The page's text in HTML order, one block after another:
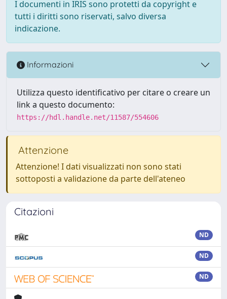
I documenti in IRIS sono protetti da copyright e
tutti i diritti sono riservati, salvo diversa
indicazione.
Informazioni
Utilizza questo identificativo per citare o creare un
link a questo documento:
https://hdl.handle.net/11587/554606
Attenzione
Attenzione! I dati visualizzati non sono stati
sottoposti a validazione da parte dell'ateneo
Citazioni
ND
ND
ND